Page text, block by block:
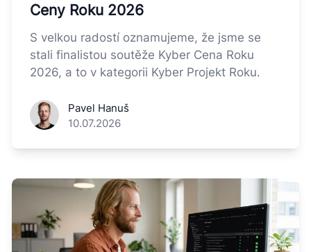
Ceny Roku 2026
S velkou radostí oznamujeme, že jsme se
stali finalistou soutěže Kyber Cena Roku
2026, a to v kategorii Kyber Projekt Roku.
Pavel Hanuš
10.07.2026